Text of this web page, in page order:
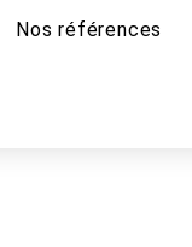
Nos références